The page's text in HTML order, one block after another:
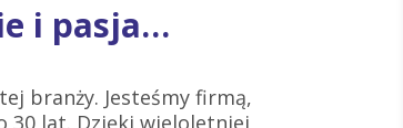
i pasja…
branży. Jesteśmy firmą,